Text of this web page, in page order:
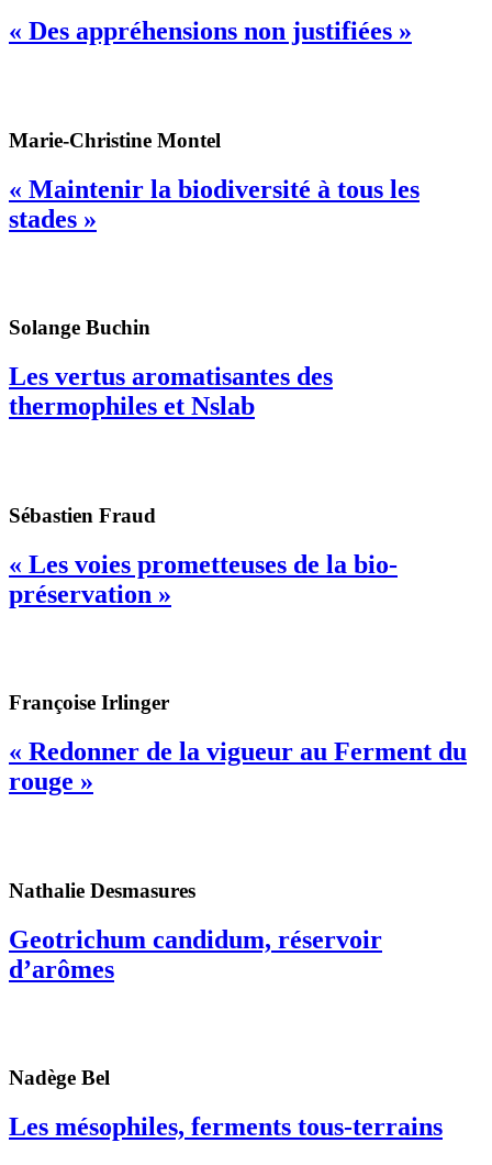
« Des appréhensions non justifiées »
Marie-Christine Montel
« Maintenir la biodiversité à tous les
stades »
Solange Buchin
Les vertus aromatisantes des
thermophiles et Nslab
Sébastien Fraud
« Les voies prometteuses de la bio-
préservation »
Françoise Irlinger
« Redonner de la vigueur au Ferment du
rouge »
Nathalie Desmasures
Geotrichum candidum, réservoir
d’arômes
Nadège Bel
Les mésophiles, ferments tous-terrains